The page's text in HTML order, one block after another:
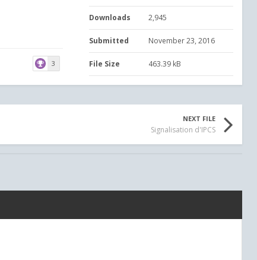
3
Downloads 2,945
Submitted November 23, 2016
File Size 463.39 kB
NEXT FILE
Signalisation d'IPCS